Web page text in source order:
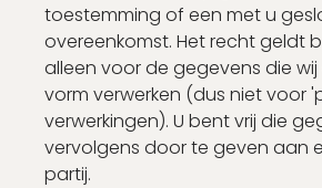
toestemming of een met u
overeenkomst. Het recht geldt
alleen voor de gegevens die
vorm verwerken (dus niet voor
verwerkingen). U bent vrij die
vervolgens door te geven aan
partij.